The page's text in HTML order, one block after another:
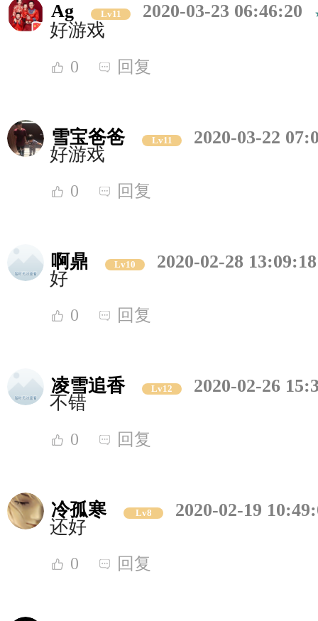
Ag Lv11
2020-03-23 06:46:20
好游戏
0 回复
雪宝爸爸 Lv11
2020-03-22
好游戏
0 回复
啊鼎 Lv10
2020-02-28 13:09:18
好
0 回复
凌雪追香 Lv12
2020-02-26
不错
0 回复
冷孤寒 Lv8
2020-02-19
还好
0 回复